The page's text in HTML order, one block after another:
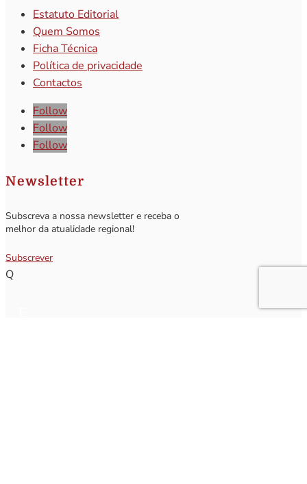
Estatuto Editorial
Quem Somos
Ficha Técnica
Política de privacidade
Contactos
Follow
Follow
Follow
Newsletter
Subscreva a nossa newsletter e receba o
melhor da atualidade regional!
Subscrever
Q